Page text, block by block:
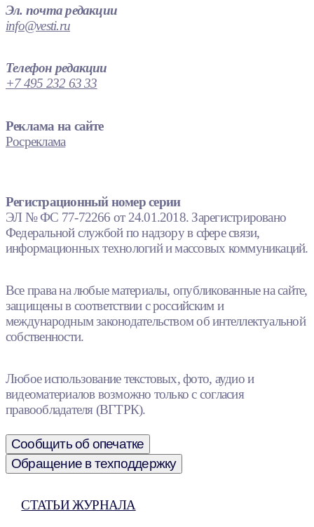
Эл. почта редакции
info@vesti.ru
Телефон редакции
+7 495 232 63 33
Реклама на сайте
Росреклама
Регистрационный номер серии
ЭЛ № ФС 77-72266 от 24.01.2018. Зарегистрировано
Федеральной службой по надзору в сфере связи,
информационных технологий и массовых коммуникаций.
Все права на любые материалы, опубликованные на сайте,
защищены в соответствии с российским и
международным законодательством об интеллектуальной
собственности.
Любое использование текстовых, фото, аудио и
видеоматериалов возможно только с согласия
правообладателя (ВГТРК).
Сообщить об опечатке
Обращение в техподдержку
СТАТЬИ ЖУРНАЛА